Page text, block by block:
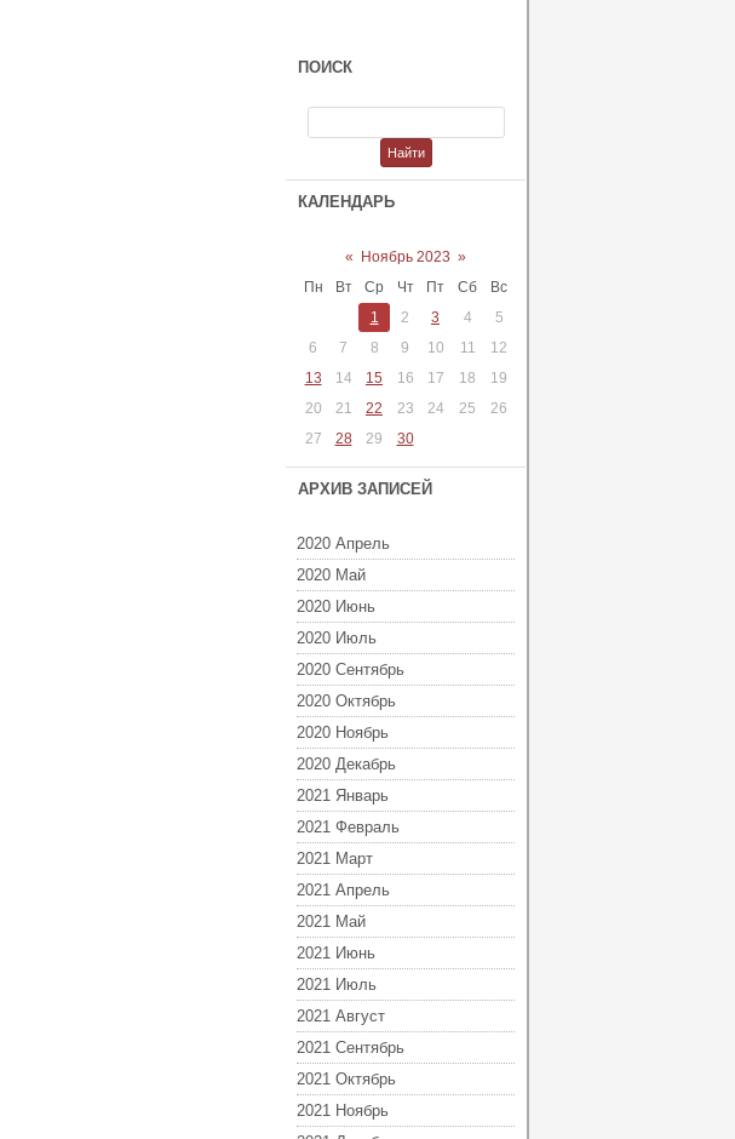
ПОИСК
КАЛЕНДАРЬ
« Ноябрь 2023 »
Пн
Вт Ср Чт Пт Сб
Вс
1
2 3 4
5
6
7 8 9 10 11
12
13
14 15 16 17 18
19
20
21 22 23 24 25
26
27
28 29 30
АРХИВ ЗАПИСЕЙ
2020 Апрель
2020 Май
2020 Июнь
2020 Июль
2020 Сентябрь
2020 Октябрь
2020 Ноябрь
2020 Декабрь
2021 Январь
2021 Февраль
2021 Март
2021 Апрель
2021 Май
2021 Июнь
2021 Июль
2021 Август
2021 Сентябрь
2021 Октябрь
2021 Ноябрь